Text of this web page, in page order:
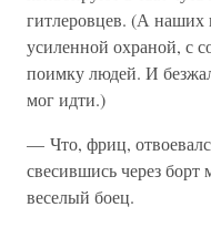
гитлеровцев. (А
усиленной охраной, с
поимку людей. И
мог идти.)
— Что, фриц,
свесившись через
веселый боец.